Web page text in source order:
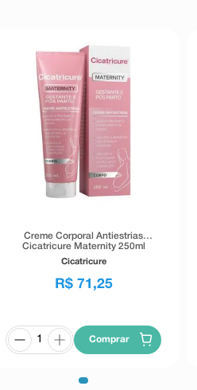
Creme Corporal Antiestrias
Cicatricure Maternity 250ml
Cicatricure
R$ 71 ,25
Comprar